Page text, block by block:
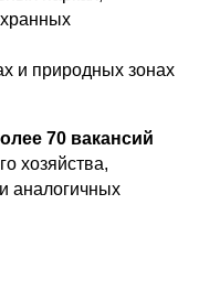
и природных зонах
70 вакансий
хозяйства,
аналогичных